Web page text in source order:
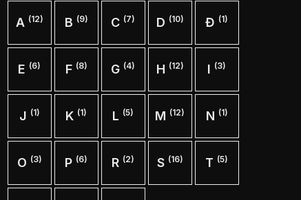
A (12) B (9) C (7) D (10) Đ (1)
E (6) F (8) G (4) H (12) I (3)
J (1) K (1) L (5) M (12) N (1)
O (3) P (6) R (2) S (16) T (5)